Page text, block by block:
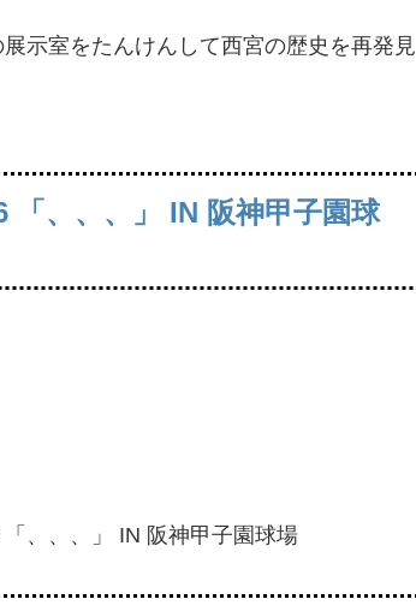
示室をたんけんして西宮の歴史を再発見
、、、」 IN 阪神甲子園球
、、、」 IN 阪神甲子園球場